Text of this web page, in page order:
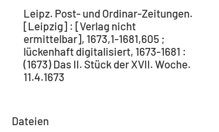
Leipz. Post- und Ordinar-Zeitungen.
[Leipzig] : [Verlag nicht
ermittelbar], 1673,1-1681,605 ;
lückenhaft digitalisiert, 1673-1681 :
(1673) Das II. Stück der XVII. Woche.
11.4.1673
Dateien